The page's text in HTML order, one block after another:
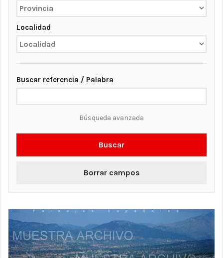
Localidad
Buscar referencia / Palabra
Búsqueda avanzada
Buscar
Borrar campos